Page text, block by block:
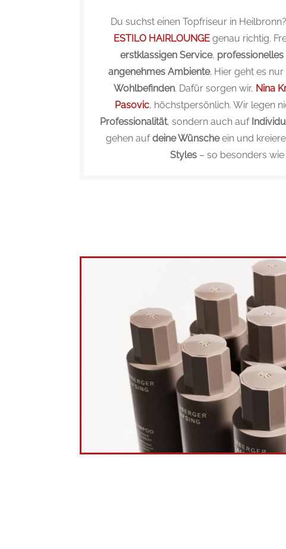
Du suchst einen Topfriseur in
ESTILO HAIRLOUNGE genau richtig.
erstklassigen Service, professionelles
angenehmes Ambiente. Hier geht es
Wohlbefinden. Dafür sorgen wir, Nina
Pasovic, höchstpersönlich. Wir legen
Professionalität, sondern auch auf
gehen aufdeine Wünscheein und
Styles– so besonders wie